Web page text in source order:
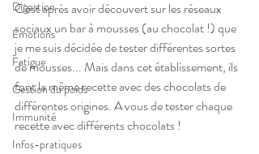
Digestion
Emotions
Fatigue
Gestion du poids
Immunité
Infos-pratiques
C'est après avoir découvert sur les réseaux
sociaux un bar à mousses (au chocolat !) que
je me suis décidée de tester différentes sortes
de mousses... Mais dans cet établissement, ils
font la même recette avec des chocolats de
différentes origines. A vous de tester chaque
recette avec différents chocolats !